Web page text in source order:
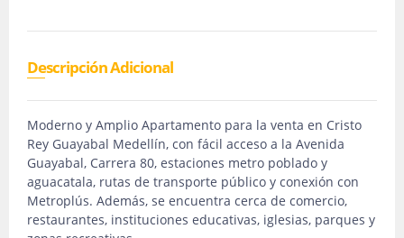
Descripción Adicional
Moderno y Amplio Apartamento para la venta en Cristo
Rey Guayabal Medellín, con fácil acceso a la Avenida
Guayabal, Carrera 80, estaciones metro poblado y
aguacatala, rutas de transporte público y conexión con
Metroplús. Además, se encuentra cerca de comercio,
restaurantes, instituciones educativas, iglesias, parques y